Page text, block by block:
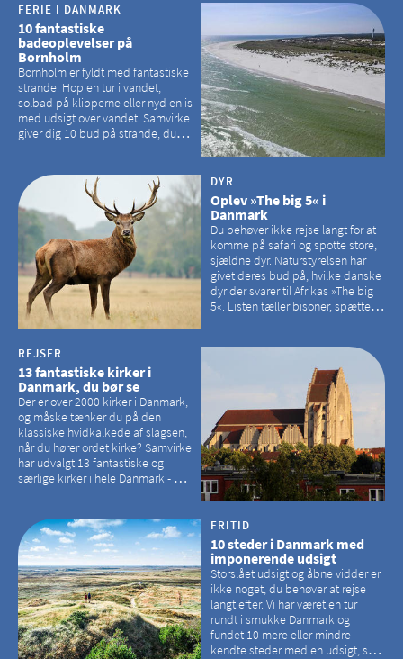
FERIE I DANMARK
10 fantastiske
badeoplevelser på
Bornholm
Bornholm er fyldt med fantastiske
strande. Hop en tur i vandet,
solbad på klipperne eller nyd en is
med udsigt over vandet. Samvirke
giver dig 10 bud på strande, du
DYR
Oplev »The big 5« i
Danmark
Du behøver ikke rejse langt for at
komme på safari og spotte store,
sjældne dyr. Naturstyrelsen har
givet deres bud på, hvilke danske
dyr der svarer til Afrikas »The big
5«. Listen tæller bisoner, spættede
REJSER
13 fantastiske kirker i
Danmark, du bør se
Der er over 2000 kirker i Danmark,
og måske tænker du på den
klassiske hvidkalkede af slagsen,
når du hører ordet kirke? Samvirke
har udvalgt 13 fantastiske og
særlige kirker i hele Danmark - og
hvilke kirker, der er en omvej værd
FRITID
10 steder i Danmark med
imponerende udsigt
Storslået udsigt og åbne vidder er
ikke noget, du behøver at rejse
langt efter. Vi har været en tur
rundt i smukke Danmark og
fundet 10 mere eller mindre
kendte steder med en udsigt, som